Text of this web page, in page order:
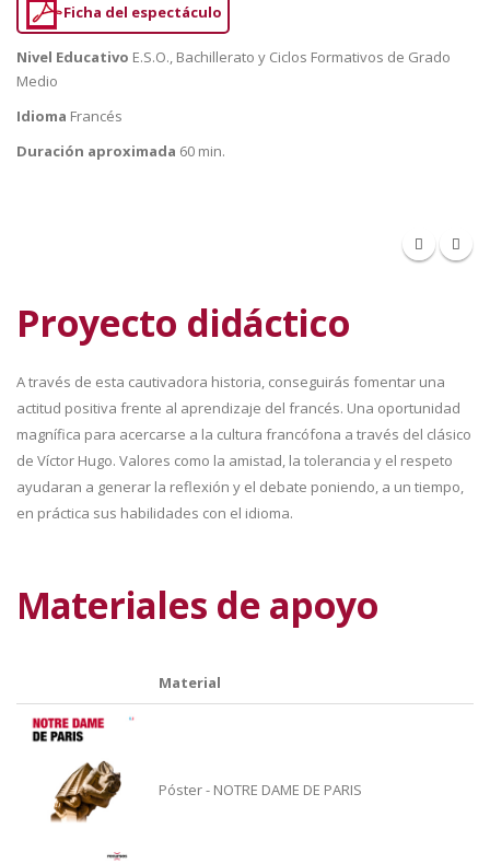
Ficha del espectáculo
Nivel Educativo E.S.O., Bachillerato y Ciclos Formativos de Grado
Medio
Idioma Francés
Duración aproximada 60 min.
Proyecto didáctico
A través de esta cautivadora historia, conseguirás fomentar una
actitud positiva frente al aprendizaje del francés. Una oportunidad
magnífica para acercarse a la cultura francófona a través del clásico
de Víctor Hugo. Valores como la amistad, la tolerancia y el respeto
ayudaran a generar la reflexión y el debate poniendo, a un tiempo,
en práctica sus habilidades con el idioma.
Materiales de apoyo
Material
Póster - NOTRE DAME DE PARIS